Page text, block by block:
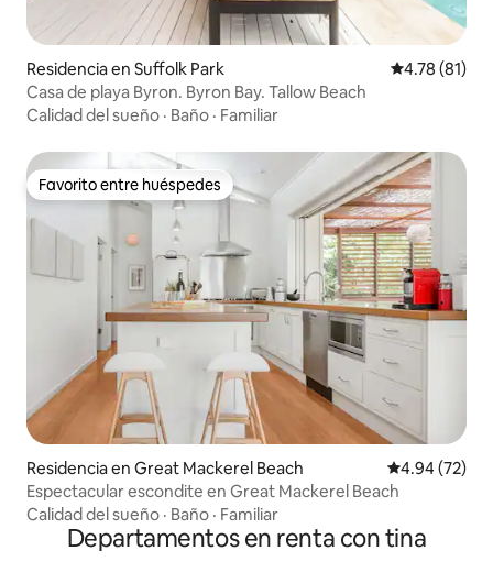
Residencia en Suffolk Park Calificación
4.78 (81)
Casa de playa Byron. Byron Bay. Tallow Beach
Calidad del sueño · Baño · Familiar
Favorito entre huéspedes
Favorito entre huéspedes
Residencia en Great Mackerel Beach Calificación
4.94 (72)
Espectacular escondite en Great Mackerel Beach
Calidad del sueño · Baño · Familiar
Departamentos en renta con tina